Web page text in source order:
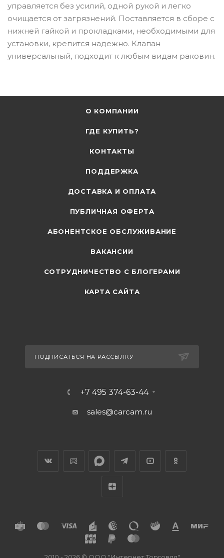
управляется без усилий, одной рукой и легко
очищается от загрязнений. Поставляется в сборе с
нижней гайкой и прокладками, необходимыми для
установки, крепится надежно. Клапан
универсальный, подходит к любым видам раковин.
О КОМПАНИИ
ГДЕ КУПИТЬ?
КОНТАКТЫ
ПОДДЕРЖКА
ДОСТАВКА И ОПЛАТА
ПУБЛИЧНАЯ ОФЕРТА
АБОНЕНТСКОЕ ОБСЛУЖИВАНИЕ
ВАКАНСИИ
СОТРУДНИЧЕСТВО С БЛОГЕРАМИ
КАРТА САЙТА
ПОДПИСАТЬСЯ НА РАССЫЛКУ
+7 495 374-63-44
sales@carcam.ru